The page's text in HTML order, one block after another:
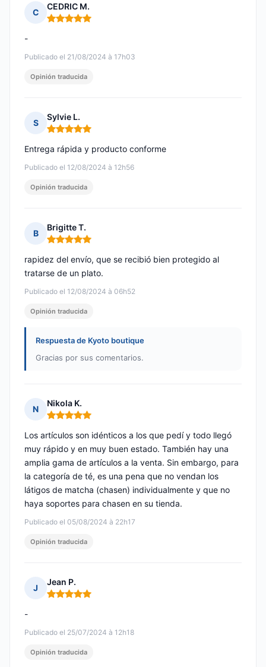
C
CEDRIC M.
Nota: 5 de 5
Publicado el 21/08/2024 à 17h03
-
Opinión traducida
S
Sylvie L.
Nota: 5 de 5
Publicado el 12/08/2024 à 12h56
Entrega rápida y producto conforme
Opinión traducida
B
Brigitte T.
Nota: 5 de 5
Publicado el 12/08/2024 à 06h52
rapidez del envío, que se recibió bien protegido al
tratarse de un plato.
Opinión traducida
Respuesta de Kyoto boutique
Gracias por sus comentarios.
N
Nikola K.
Nota: 5 de 5
Publicado el 05/08/2024 à 22h17
Los artículos son idénticos a los que pedí y todo llegó
muy rápido y en muy buen estado. También hay una
amplia gama de artículos a la venta. Sin embargo, para
la categoría de té, es una pena que no vendan los
látigos de matcha (chasen) individualmente y que no
haya soportes para chasen en su tienda.
Opinión traducida
J
Jean P.
Nota: 5 de 5
Publicado el 25/07/2024 à 12h18
-
Opinión traducida